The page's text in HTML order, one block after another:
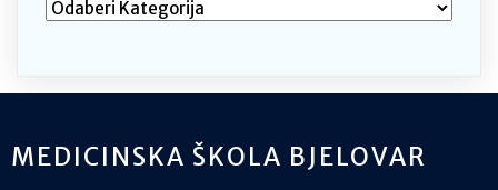
MEDICINSKA ŠKOLA BJELOVAR